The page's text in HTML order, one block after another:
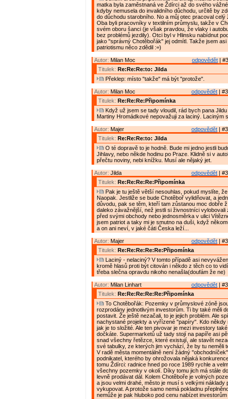
matka byla zaměstnaná ve Ždírci až do svého
kdyby nemusela do invalidního důchodu, určitě by
do důchodu starobního. No a můj otec pracoval celý
Oba byli pracovníky v textilním průmyslu, takže v
svém oboru šanci (je však pravdou, že vlaky i
bez problémů jezdily). Otci byl v Hlinsku nabídnut
jako "správný Chotěbořák" jej odmítl. Takže jsem asi
patriotismu něco zdědil :=)
odpovědět |
Autor: Milan Moc
Titulek: Re:Re:Re:to: Jilda
Překlep: místo "takže" má být "protože".
odpovědět |
Autor: Milan Moc
Titulek: Re:Re:Re:Připomínka
Když už jsem se tady vloudil, rád bych pana
Martiny Hromádkové nepovažuji za laciný. Laciným
odpovědět |
Autor: Majer
Titulek: Re:Re:Re:to: Jilda
O té dopravě to je hodně. Bude mi jedno jestli
Jihlavy, nebo někde hodinu po Praze. Klidně si v
přečtu noviny, nebi knížku. Musí ale nějaký jet.
odpovědět |
Autor: Jilda
Titulek: Re:Re:Re:Re:Připomínka
Pak je tu ještě větší nesouhlas, pokud myslíte,
Naopak. Jestliže se bude Chotěboř vylidňovat, a
důvodu, pak se těm, kteří tam zůstanou moc dobře
daleko závažnější, než jestli si živnostníci
před svými obchody nebo jednosměrka v ulici
jsem patriot a taky mi je smutno na duši, když
a on ani neví, v jaké čáti Česka leží...
odpovědět |
Autor: Majer
Titulek: Re:Re:Re:Re:Re:Připomínka
Laciný - nelaciný? V tomto případě asi
kromě hlasů proti být citován i někdo z těch co to
třeba slečna opravdu nikoho nenašla(doufám že ne)
odpovědět |
Autor: Milan Linhart
Titulek: Re:Re:Re:Re:Re:Připomínka
To Chotěbořák: Pozemky v průmyslové zóně
rozprodány jednotlivým investorům. Ti by také měli
postavit. Že ještě nezačali, to je jejich problém. Ale
nachystané projekty a vyřízené "papíry". Kdo někdy
jak je to složité. Ale ten pivovar je mezi investory
dočkáte. Supermarketů už tady stojí na papíře asi
snad všechny řetězce, které existují, ale stavět
své tabulky, ze kterých jim vychází, že by tu neměli
V radě města momentálně není žádný
podnikatel, kterého by ohrožovala nějaká
tomu Ždírci: radnice hned po roce 1989 rychle a
všechny pozemky v okolí. Díky tomu jich má stále
levně prodávat dál. Kolem Chotěboře je volných
a jsou velmi drahé, město je musí s velkými náklady
vykupovat. A protože samo nemá pokladnu
nemůže je pak hluboko pod cenu nabízet